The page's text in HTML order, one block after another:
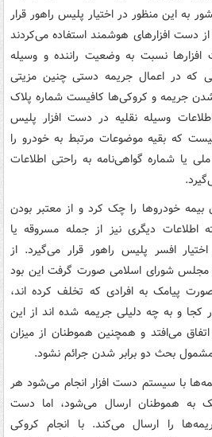
کشور به این منظور در اختیار پلیس راهور قرار
دست افزارهای هوشمند استفاده می‌کردند
نسبت به وضعیت راننده و وسیله
که در اعمال جریمه دستی چنین مزیتی
شدن جریمه و کروکی‌ها کافیست شماره پلاک
وسیله نقلیه در دست افزار پلیس
که بقیه موضوعات مرتبط به خودرو را
یا شماره گواهی‌نامه به راحتی اطلاعات
بیمه خودروها را چک کرد و از معتبر بودن
اطلاعات دیگری نیز از جمله مسروقه یا
افسر پلیس راهور قرار می‌گیرد. از
مجلس شورای اسلامی صورت گرفت این بود
پیامک به افرادی که تخلف کرده اند،
کجا و به چه دلیلی جریمه شده اند از این
می‌افتد و همچنین هموطنان از میزان
بحث دو برابر شدن جرائم نشود.
با سیستم دست افزار انجام می‌شود هر
به هموطنان ارسال می‌شود، اما دست
را ارسال می‌کند. با انجام کروکی